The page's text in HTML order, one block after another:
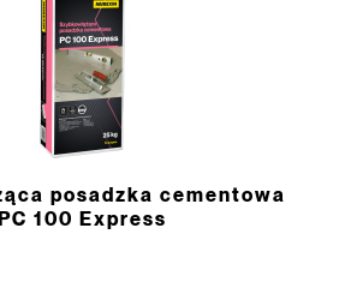
posadzka cementowa
PC 100 Express